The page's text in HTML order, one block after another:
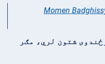
Momen
ګرځندوی شتون لري، مګر